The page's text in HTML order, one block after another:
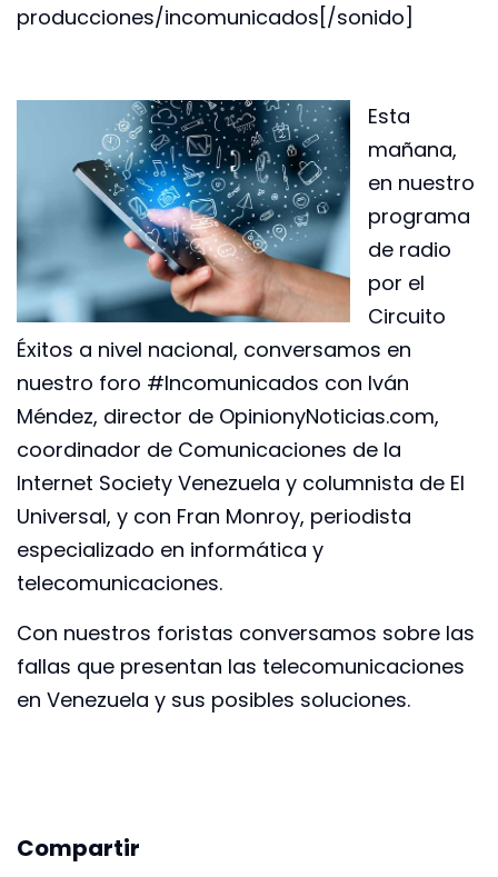
producciones/incomunicados[/sonido]
Esta
mañana,
en nuestro
programa
de radio
por el
Circuito
Éxitos a nivel nacional, conversamos en
nuestro foro #Incomunicados con Iván
Méndez, director de OpinionyNoticias.com,
coordinador de Comunicaciones de la
Internet Society Venezuela y columnista de El
Universal, y con Fran Monroy, periodista
especializado en informática y
telecomunicaciones.
Con nuestros foristas conversamos sobre las
fallas que presentan las telecomunicaciones
en Venezuela y sus posibles soluciones.
Compartir